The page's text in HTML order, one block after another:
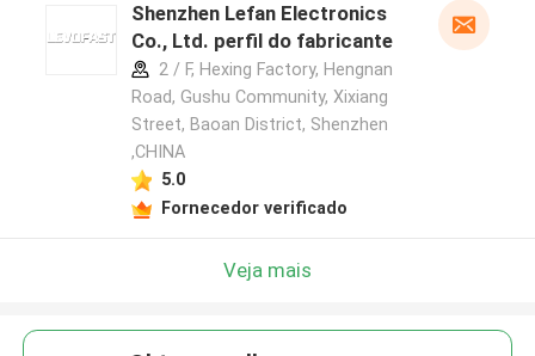
Shenzhen Lefan Electronics
Co., Ltd. perfil do fabricante
2 / F, Hexing Factory, Hengnan
Road, Gushu Community, Xixiang
Street, Baoan District, Shenzhen
,CHINA
5.0
Fornecedor verificado
Veja mais